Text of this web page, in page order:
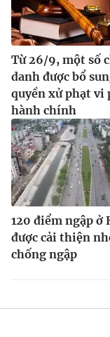
Từ 26/9, một số
danh được bổ
quyền xử phạt vi
hành chính
120 điểm ngập ở
được cải thiện
chống ngập